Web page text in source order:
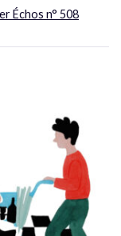
Échos n° 508